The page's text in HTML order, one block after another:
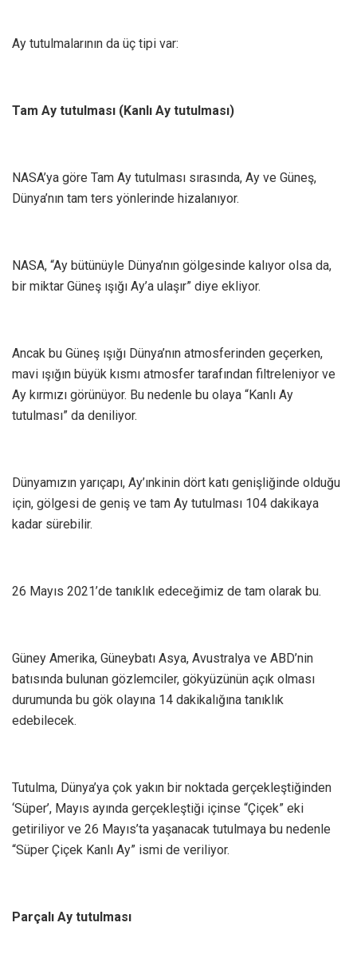
Ay tutulmalarının da üç tipi var:
Tam Ay tutulması (Kanlı Ay tutulması)
NASA’ya göre Tam Ay tutulması sırasında, Ay ve Güneş,
Dünya’nın tam ters yönlerinde hizalanıyor.
NASA, “Ay bütünüyle Dünya’nın gölgesinde kalıyor olsa da,
bir miktar Güneş ışığı Ay’a ulaşır” diye ekliyor.
Ancak bu Güneş ışığı Dünya’nın atmosferinden geçerken,
mavi ışığın büyük kısmı atmosfer tarafından filtreleniyor ve
Ay kırmızı görünüyor. Bu nedenle bu olaya “Kanlı Ay
tutulması” da deniliyor.
Dünyamızın yarıçapı, Ay’ınkinin dört katı genişliğinde olduğu
için, gölgesi de geniş ve tam Ay tutulması 104 dakikaya
kadar sürebilir.
26 Mayıs 2021’de tanıklık edeceğimiz de tam olarak bu.
Güney Amerika, Güneybatı Asya, Avustralya ve ABD’nin
batısında bulunan gözlemciler, gökyüzünün açık olması
durumunda bu gök olayına 14 dakikalığına tanıklık
edebilecek.
Tutulma, Dünya’ya çok yakın bir noktada gerçekleştiğinden
‘Süper’, Mayıs ayında gerçekleştiği içinse “Çiçek” eki
getiriliyor ve 26 Mayıs’ta yaşanacak tutulmaya bu nedenle
“Süper Çiçek Kanlı Ay” ismi de veriliyor.
Parçalı Ay tutulması